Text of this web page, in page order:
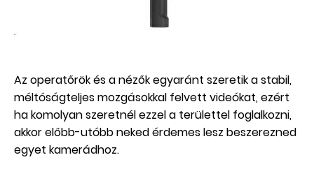
Az operatőrök és a nézők egyaránt szeretik a stabil,
méltóságteljes mozgásokkal felvett videókat, ezért
ha komolyan szeretnél ezzel a területtel foglalkozni,
akkor előbb-utóbb neked érdemes lesz beszerezned
egyet kamerádhoz.